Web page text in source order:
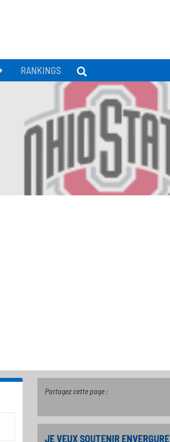
RANKINGS
Partagez cette page :
JE VEUX SOUTENIR ENVERGURE